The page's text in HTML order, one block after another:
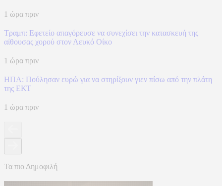
1 ώρα πριν
Τραμπ: Εφετείο απαγόρευσε να συνεχίσει την κατασκευή της
αίθουσας χορού στον Λευκό Οίκο
1 ώρα πριν
ΗΠΑ: Πούλησαν ευρώ για να στηρίξουν γιεν πίσω από την πλάτη
της ΕΚΤ
1 ώρα πριν
Τα πιο Δημοφιλή